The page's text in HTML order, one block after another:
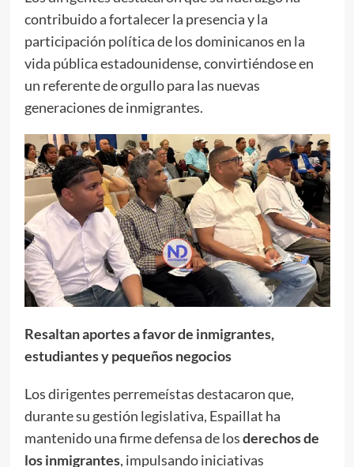
contribuido a fortalecer la presencia y la
participación política de los dominicanos en la
vida pública estadounidense, convirtiéndose en
un referente de orgullo para las nuevas
generaciones de inmigrantes.
Resaltan aportes a favor de inmigrantes,
estudiantes y pequeños negocios
Los dirigentes perremeístas destacaron que,
durante su gestión legislativa, Espaillat ha
mantenido una firme defensa de losderechos de
los inmigrantes, impulsando iniciativas